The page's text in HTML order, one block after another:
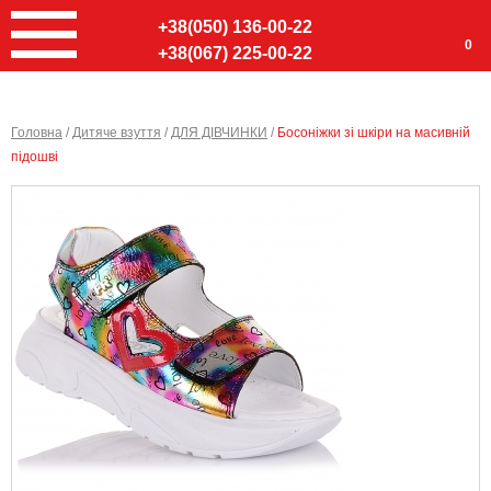
+38(050) 136-00-22
+38(067) 225-00-22
0
Головна /Дитяче взуття /ДЛЯ ДІВЧИНКИ / Босоніжки зі шкіри на масивній
підошві